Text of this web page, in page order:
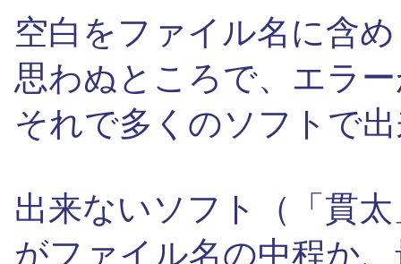
空白をファイル名に含
思わぬところで、エラ
それで多くのソフトで
出来ないソフト（「貫
がファイル名の中程か